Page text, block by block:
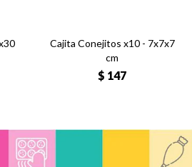
Cajita Conejitos x10 - 7x7x7
cm
$ 147